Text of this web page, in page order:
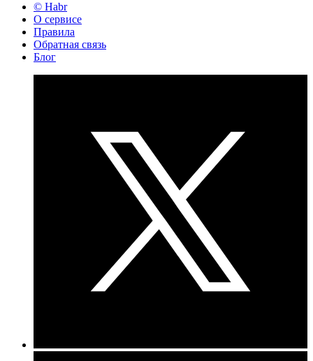
© Habr
О сервисе
Правила
Обратная связь
Блог